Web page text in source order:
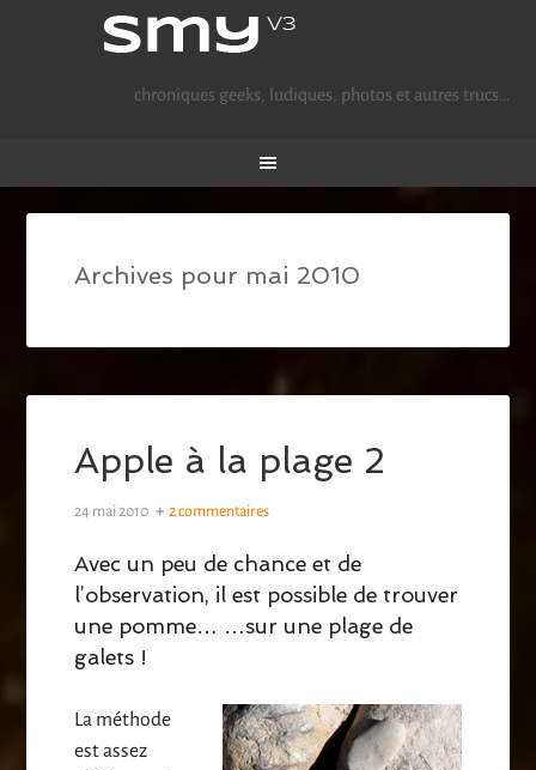
chroniques geeks, ludiques, photos et autres trucs…
Archives pour mai 2010
Apple à la plage 2
24 mai 2010 2 commentaires
Avec un peu de chance et de
l’observation, il est possible de trouver
une pomme… …sur une plage de
galets !
La méthode
est assez